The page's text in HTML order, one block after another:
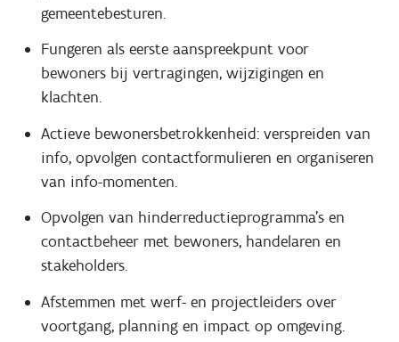
gemeentebesturen.
Fungeren als eerste aanspreekpunt voor
bewoners bij vertragingen, wijzigingen en
klachten.
Actieve bewonersbetrokkenheid: verspreiden van
info, opvolgen contactformulieren en organiseren
van info-momenten.
Opvolgen van hinderreductieprogramma’s en
contactbeheer met bewoners, handelaren en
stakeholders.
Afstemmen met werf- en projectleiders over
voortgang, planning en impact op omgeving.